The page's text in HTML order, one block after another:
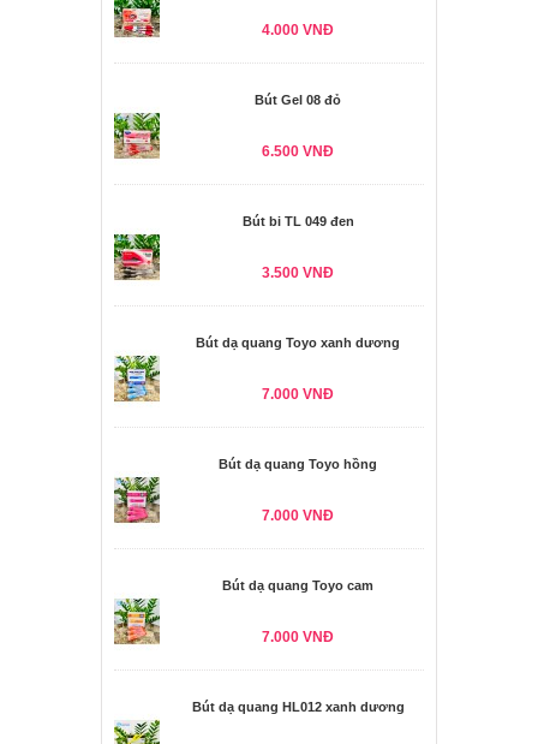
4.000 VNĐ
Bút Gel 08 đỏ
6.500 VNĐ
Bút bi TL 049 đen
3.500 VNĐ
Bút dạ quang Toyo xanh dương
7.000 VNĐ
Bút dạ quang Toyo hồng
7.000 VNĐ
Bút dạ quang Toyo cam
7.000 VNĐ
Bút dạ quang HL012 xanh dương